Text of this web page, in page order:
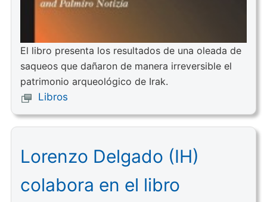
El libro presenta los resultados de una oleada de
saqueos que dañaron de manera irreversible el
patrimonio arqueológico de Irak.
Libros
Lorenzo Delgado (IH)
colabora en el libro